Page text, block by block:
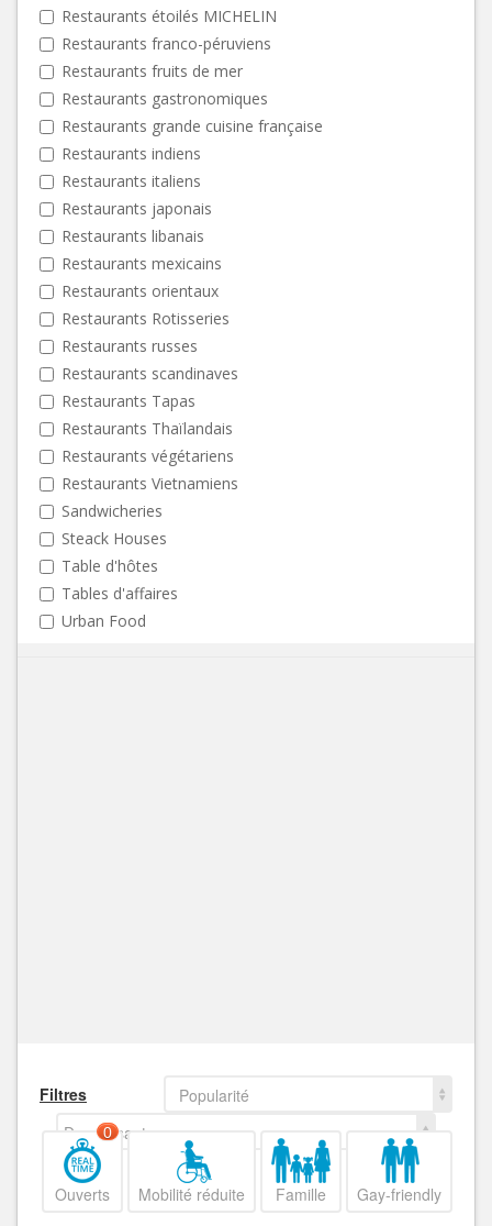
Restaurants étoilés MICHELIN
Restaurants franco-péruviens
Restaurants fruits de mer
Restaurants gastronomiques
Restaurants grande cuisine française
Restaurants indiens
Restaurants italiens
Restaurants japonais
Restaurants libanais
Restaurants mexicains
Restaurants orientaux
Restaurants Rotisseries
Restaurants russes
Restaurants scandinaves
Restaurants Tapas
Restaurants Thaïlandais
Restaurants végétariens
Restaurants Vietnamiens
Sandwicheries
Steack Houses
Table d'hôtes
Tables d'affaires
Urban Food
Filtres
Popularité
Decroissant
Ouverts
0
Mobilité réduite Famille Gay-friendly